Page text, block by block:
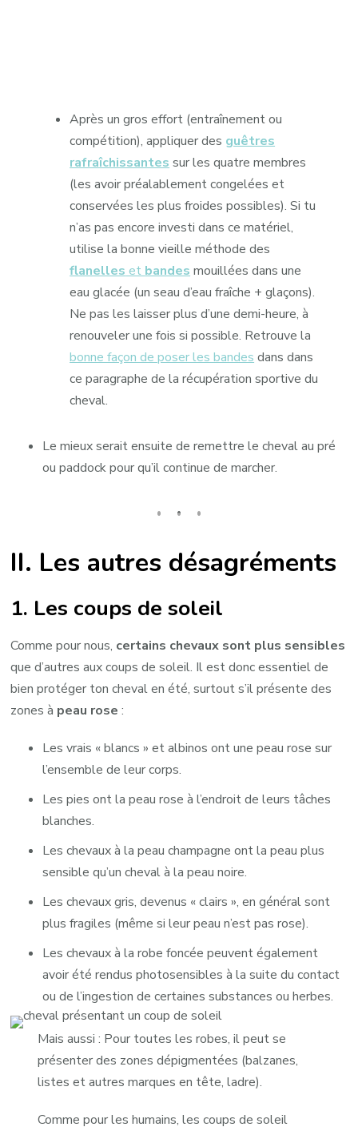
Après un gros effort (entraînement ou
compétition), appliquer des guêtres
rafraîchissantes sur les quatre membres
(les avoir préalablement congelées et
conservées les plus froides possibles). Si tu
n’as pas encore investi dans ce matériel,
utilise la bonne vieille méthode des
flanelles et bandes mouillées dans une
eau glacée (un seau d’eau fraîche + glaçons).
Ne pas les laisser plus d’une demi-heure, à
renouveler une fois si possible. Retrouve la
bonne façon de poser les bandes dans dans
ce paragraphe de la récupération sportive du
cheval.
Le mieux serait ensuite de remettre le cheval au pré
ou paddock pour qu’il continue de marcher.
II. Les autres désagréments
1. Les coups de soleil
Comme pour nous, certains chevaux sont plus sensibles
que d’autres aux coups de soleil. Il est donc essentiel de
bien protéger ton cheval en été, surtout s’il présente des
zones à peau rose :
Les vrais « blancs » et albinos ont une peau rose sur
l’ensemble de leur corps.
Les pies ont la peau rose à l’endroit de leurs tâches
blanches.
Les chevaux à la peau champagne ont la peau plus
sensible qu’un cheval à la peau noire.
Les chevaux gris, devenus « clairs », en général sont
plus fragiles (même si leur peau n’est pas rose).
Les chevaux à la robe foncée peuvent également
avoir été rendus photosensibles à la suite du contact
ou de l’ingestion de certaines substances ou herbes.
Mais aussi : Pour toutes les robes, il peut se
présenter des zones dépigmentées (balzanes,
listes et autres marques en tête, ladre).
Comme pour les humains, les coups de soleil